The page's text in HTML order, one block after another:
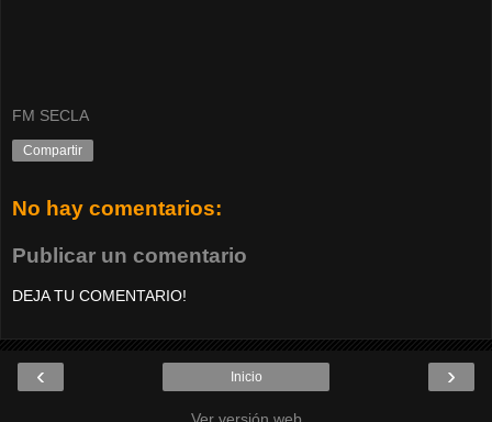
FM SECLA
Compartir
No hay comentarios:
Publicar un comentario
DEJA TU COMENTARIO!
‹ ›
Inicio